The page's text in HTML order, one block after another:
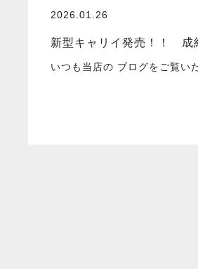
2026.01.26
新型キャリイ発売！！ 成
いつも当店の ブログをご覧